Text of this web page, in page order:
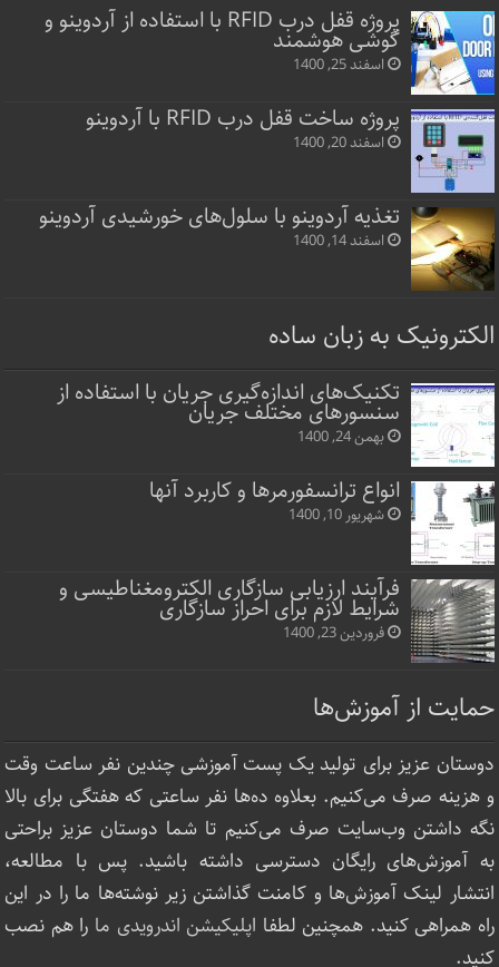
پروژه قفل‌ درب RFID با استفاده از آردوینو و
گوشی هوشمند
اسفند 25, 1400
پروژه ساخت قفل‌ درب RFID با آردوینو
اسفند 20, 1400
تغذیه آردوینو با سلول‌های خورشیدی آردوینو
اسفند 14, 1400
الکترونیک به زبان ساده
تکنیک‌های اندازه‌گیری جریان با استفاده از
سنسورهای مختلف جریان
بهمن 24, 1400
انواع ترانسفورمرها و کاربرد آنها
شهریور 10, 1400
فرآیند ارزیابی سازگاری الکترومغناطیسی و
شرایط لازم برای احراز سازگاری
فروردین 23, 1400
حمایت از آموزش‌ها
دوستان عزیز برای تولید یک پست آموزشی چندین نفر ساعت‌ وقت
و هزینه صرف می‌کنیم. بعلاوه ده‌ها نفر ساعتی که هفتگی برای بالا
نگه داشتن وب‌سایت صرف ‌می‌کنیم تا شما دوستان عزیز براحتی
به آموزش‌های رایگان دسترسی داشته باشید. پس با مطالعه،
انتشار لینک‌ آموزش‌ها و کامنت گذاشتن زیر نوشته‌‌ها ما را در این
راه همراهی کنید. همچنین لطفا اپلیکیشن اندرویدی ما را هم نصب
کنید.